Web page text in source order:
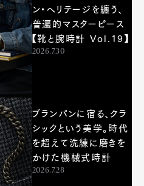
ン・ヘリテージを纏う、
普遍的マスターピース
【靴と腕時計 Vol.19】
2026.7.30
ブランパンに宿る、クラ
シックという美学。時代
を超えて洗練に磨きを
かけた機械式時計
2026.7.28